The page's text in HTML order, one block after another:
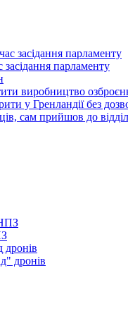
парламенту
виробництво
у Гренландії без
сам прийшов до
дронів